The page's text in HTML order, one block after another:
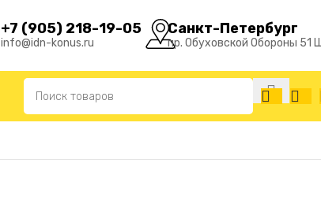
+7 (905) 218-19-05
info@idn-konus.ru
Санкт-Петербург
пр. Обуховской Обороны 51